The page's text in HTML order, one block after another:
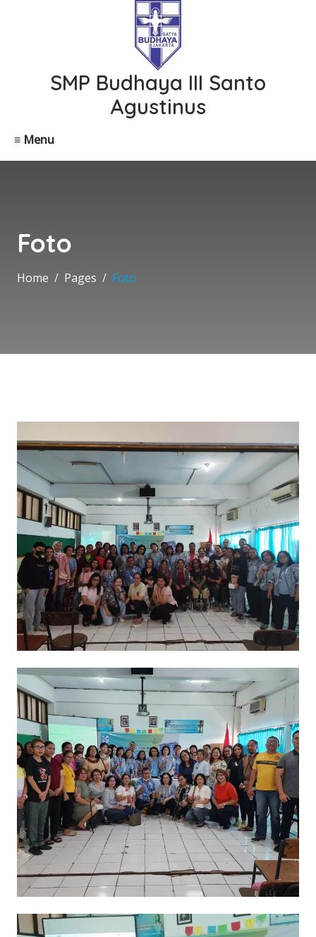
SMP Budhaya III Santo
Agustinus
≡ Menu
Foto
Home Pages Foto